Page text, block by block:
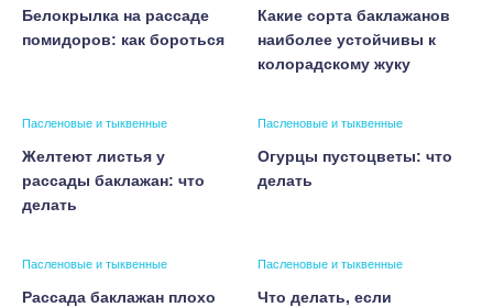
Белокрылка на рассаде
помидоров: как бороться
Какие сорта баклажанов
наиболее устойчивы к
колорадскому жуку
Пасленовые и тыквенные
Желтеют листья у
рассады баклажан: что
делать
Пасленовые и тыквенные
Огурцы пустоцветы: что
делать
Пасленовые и тыквенные
Рассада баклажан плохо
Пасленовые и тыквенные
Что делать, если